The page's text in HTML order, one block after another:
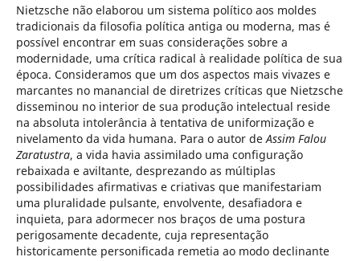
Nietzsche não elaborou um sistema político aos moldes
tradicionais da filosofia política antiga ou moderna, mas é
possível encontrar em suas considerações sobre a
modernidade, uma crítica radical à realidade política de sua
época. Consideramos que um dos aspectos mais vivazes e
marcantes no manancial de diretrizes críticas que Nietzsche
disseminou no interior de sua produção intelectual reside
na absoluta intolerância à tentativa de uniformização e
nivelamento da vida humana. Para o autor deAssim Falou
Zaratustra, a vida havia assimilado uma configuração
rebaixada e aviltante, desprezando as múltiplas
possibilidades afirmativas e criativas que manifestariam
uma pluralidade pulsante, envolvente, desafiadora e
inquieta, para adormecer nos braços de uma postura
perigosamente decadente, cuja representação
historicamente personificada remetia ao modo declinante